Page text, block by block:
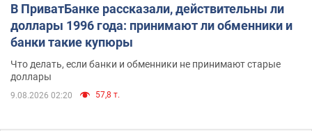
В ПриватБанке рассказали, действительны ли
доллары 1996 года: принимают ли обменники и
банки такие купюры
Что делать, если банки и обменники не принимают старые
доллары
9.08.2026 02:20 57,8 т.